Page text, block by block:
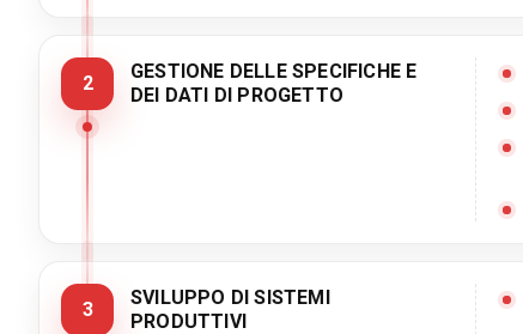
2
GESTIONE DELLE SPECIFICHE E
DEI DATI DI PROGETTO
3
SVILUPPO DI SISTEMI
PRODUTTIVI